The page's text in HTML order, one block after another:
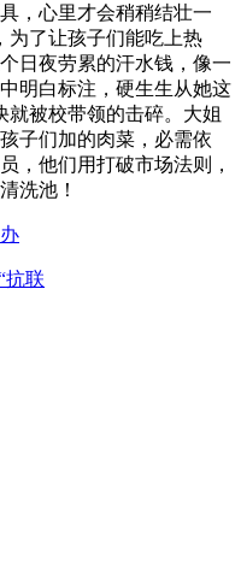
，心里才会稍稍结壮一
为了让孩子们能吃上热
日夜劳累的汗水钱，像一
明白标注，硬生生从她这
就被校带领的击碎。大姐
子们加的肉菜，必需依
，他们用打破市场法则，
洗池！
抗联